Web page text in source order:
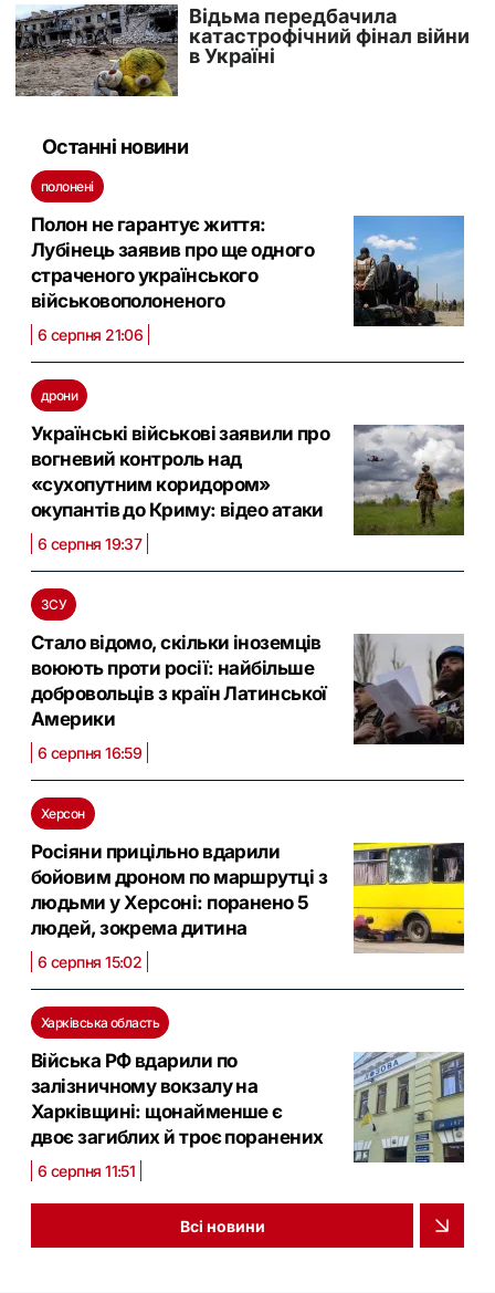
Останні новини
полонені
Полон не гарантує життя:
Лубінець заявив про ще одного
страченого українського
військовополоненого
6 серпня 21:06
дрони
Українські військові заявили про
вогневий контроль над
«сухопутним коридором»
окупантів до Криму: відео атаки
6 серпня 19:37
ЗСУ
Стало відомо, скільки іноземців
воюють проти росії: найбільше
добровольців з країн Латинської
Америки
6 серпня 16:59
Херсон
Росіяни прицільно вдарили
бойовим дроном по маршрутці з
людьми у Херсоні: поранено 5
людей, зокрема дитина
6 серпня 15:02
Харківська область
Війська РФ вдарили по
залізничному вокзалу на
Харківщині: щонайменше є
двоє загиблих й троє поранених
6 серпня 11:51
Всі новини